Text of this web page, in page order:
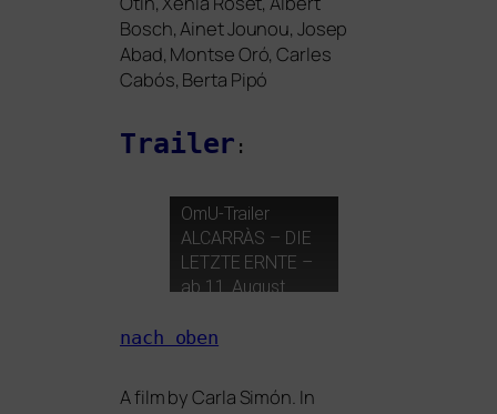
Bosch, Ainet Jounou, Josep
Abad, Montse Oró, Carles
Cabós, Berta Pipó
Trailer :
OmU-Trailer
ALCARRÀS – DIE
LETZTE ERNTE –
ab 11. August
nach oben
A film by Carla Simón. In